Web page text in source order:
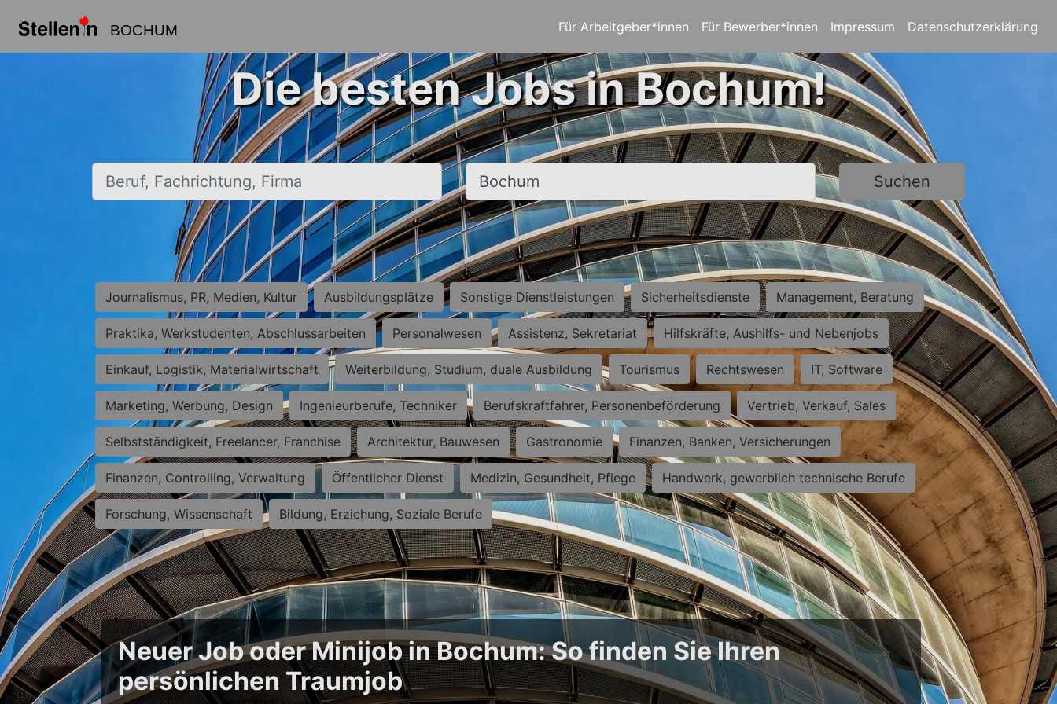
BOCHUM Für Arbeitgeber*innen Für Bewerber*innen Impressum Datenschutzerklärung
Die besten Jobs in Bochum!
Beruf, Fachrichtung, Firma Ort, Stadt Suchen
Journalismus, PR, Medien, Kultur Ausbildungsplätze Sonstige Dienstleistungen Sicherheitsdienste Management, Beratung
Praktika, Werkstudenten, Abschlussarbeiten Personalwesen Assistenz, Sekretariat Hilfskräfte, Aushilfs- und Nebenjobs
Einkauf, Logistik, Materialwirtschaft Weiterbildung, Studium, duale Ausbildung Tourismus Rechtswesen IT, Software
Marketing, Werbung, Design Ingenieurberufe, Techniker Berufskraftfahrer, Personenbeförderung Vertrieb, Verkauf, Sales
Selbstständigkeit, Freelancer, Franchise Architektur, Bauwesen Gastronomie Finanzen, Banken, Versicherungen
Finanzen, Controlling, Verwaltung Öffentlicher Dienst Medizin, Gesundheit, Pflege Handwerk, gewerblich technische Berufe
Forschung, Wissenschaft Bildung, Erziehung, Soziale Berufe
Neuer Job oder Minijob in Bochum: So finden Sie Ihren
persönlichen Traumjob